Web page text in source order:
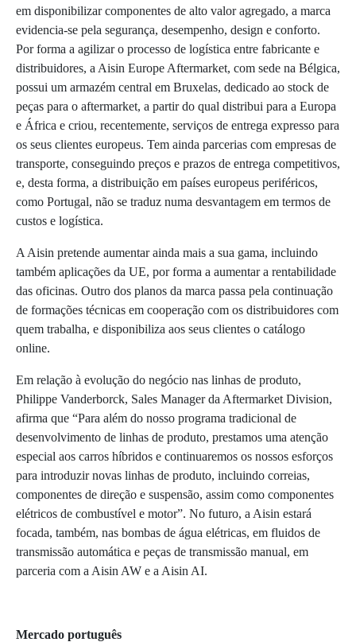
em disponibilizar componentes de alto valor agregado, a marca
evidencia-se pela segurança, desempenho, design e conforto.
Por forma a agilizar o processo de logística entre fabricante e
distribuidores, a Aisin Europe Aftermarket, com sede na Bélgica,
possui um armazém central em Bruxelas, dedicado ao stock de
peças para o aftermarket, a partir do qual distribui para a Europa
e África e criou, recentemente, serviços de entrega expresso para
os seus clientes europeus. Tem ainda parcerias com empresas de
transporte, conseguindo preços e prazos de entrega competitivos,
e, desta forma, a distribuição em países europeus periféricos,
como Portugal, não se traduz numa desvantagem em termos de
custos e logística.
A Aisin pretende aumentar ainda mais a sua gama, incluindo
também aplicações da UE, por forma a aumentar a rentabilidade
das oficinas. Outro dos planos da marca passa pela continuação
de formações técnicas em cooperação com os distribuidores com
quem trabalha, e disponibiliza aos seus clientes o catálogo
online.
Em relação à evolução do negócio nas linhas de produto,
Philippe Vanderborck, Sales Manager da Aftermarket Division,
afirma que “Para além do nosso programa tradicional de
desenvolvimento de linhas de produto, prestamos uma atenção
especial aos carros híbridos e continuaremos os nossos esforços
para introduzir novas linhas de produto, incluindo correias,
componentes de direção e suspensão, assim como componentes
elétricos de combustível e motor”. No futuro, a Aisin estará
focada, também, nas bombas de água elétricas, em fluidos de
transmissão automática e peças de transmissão manual, em
parceria com a Aisin AW e a Aisin AI.
Mercado português